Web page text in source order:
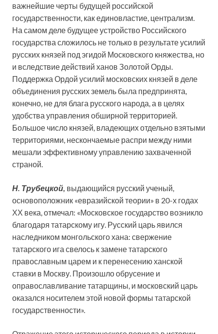
важнейшие черты будущей российской
государственности, как единовластие, централизм.
На самом деле будущее устройство Российского
государства сложилось не только в результате усилий
русских князей под эгидой Московского княжества, но
и вследствие действий ханов Золотой Орды.
Поддержка Ордой усилий московских князей в деле
объединения русских земель была предпринята,
конечно, не для блага русского народа, а в целях
удобства управления обширной территорией.
Большое число князей, владеющих отдельно взятыми
территориями, нескончаемые распри между ними
мешали эффективному управлению захваченной
страной.
Н. Трубецкой, выдающийся русский ученый,
основоположник «евразийской теории» в 20-х годах
ХХ века, отмечал: «Московское государство возникло
благодаря татарскому игу. Русский царь явился
наследником монгольского хана: свержение
татарского ига свелось к замене татарского
православным царем и к перенесению ханской
ставки в Москву. Произошло обрусение и
оправославливание татарщины, и московский царь
оказался носителем этой новой формы татарской
государственности».